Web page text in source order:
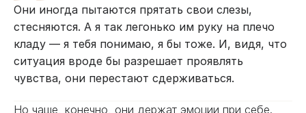
Они иногда пытаются прятать свои слезы,
стесняются. А я так легонько им руку на плечо
кладу — я тебя понимаю, я бы тоже. И, видя, что
ситуация вроде бы разрешает проявлять
чувства, они перестают сдерживаться.
Но чаще, конечно, они держат эмоции при себе.